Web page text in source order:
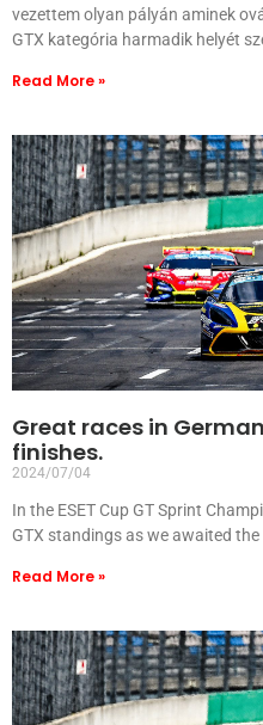
vezettem olyan pályán aminek
GTX kategória harmadik helyét
Read More »
Great races in
finishes.
2024/07/04
In the ESET Cup GT Sprint
GTX standings as we awaited
Read More »